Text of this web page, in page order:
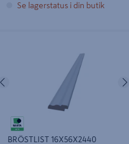
Se lagerstatus i din butik
Nästa
BRÖSTLIST 16X56X2440